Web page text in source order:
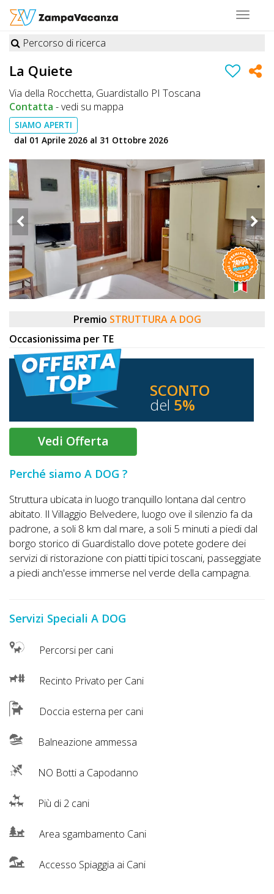
Toggle
STRUTTURE
A
DOG
LUOGHI
DOG
OFFERTE
A
DOG
INFO
A
DOG
CHIEDI
CODICE
SCONTO
Video
Tutorial
Lavora
con
Inserisci
Accedi
Registrati
Percorso di ricerca
La Quiete
Via della Rocchetta, Guardistallo PI Toscana
Contatta -vedi su mappa
SIAMO APERTI
dal 01 Aprile 2026 al 31 Ottobre 2026
Premio STRUTTURA A DOG
Occasionissima per TE
SCONTO
del 5%
Vedi Offerta
Perché siamo A DOG ?
Struttura ubicata in luogo tranquillo lontana dal centro
abitato. Il Villaggio Belvedere, luogo ove il silenzio fa da
padrone, a soli 8 km dal mare, a soli 5 minuti a piedi dal
borgo storico di Guardistallo dove potete godere dei
servizi di ristorazione con piatti tipici toscani, passeggiate
a piedi anch'esse immerse nel verde della campagna.
Servizi Speciali A DOG
Percorsi per cani
Recinto Privato per Cani
Doccia esterna per cani
Balneazione ammessa
NO Botti a Capodanno
Più di 2 cani
Area sgambamento Cani
Accesso Spiaggia ai Cani